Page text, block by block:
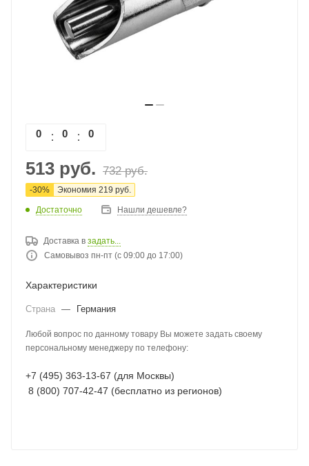
0 0 0
513 руб. 732руб.
-30% Экономия 219 руб.
Достаточно Нашли дешевле?
Доставка в задать...
Самовывоз пн-пт (с 09:00 до 17:00)
Характеристики
Страна — Германия
Любой вопрос по данному товару Вы можете задать своему
персональному менеджеру по телефону:
+7 (495) 363-13-67 (для Москвы)
8 (800) 707-42-47 (бесплатно из регионов)